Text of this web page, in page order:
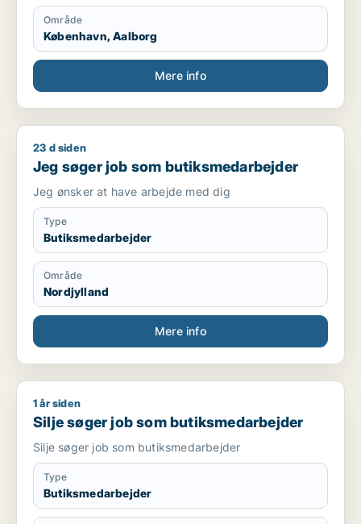
Område
København, Aalborg
Mere info
Jeg søger job som butiksmedarbejder
23 d siden
Jeg søger job som butiksmedarbejder
Jeg ønsker at have arbejde med dig
Type
Butiksmedarbejder
Område
Nordjylland
Mere info
Silje søger job som butiksmedarbejder
1 år siden
Silje søger job som butiksmedarbejder
Silje søger job som butiksmedarbejder
Type
Butiksmedarbejder